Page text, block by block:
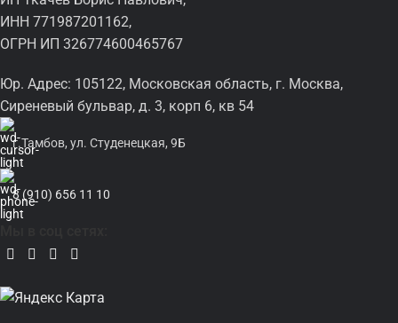
ИНН 771987201162,
ОГРН ИП 326774600465767
Юр. Адрес: 105122, Московская область, г. Москва,
Сиреневый бульвар, д. 3, корп 6, кв 54
г.Тамбов, ул. Студенецкая, 9Б
8 (910) 656 11 10